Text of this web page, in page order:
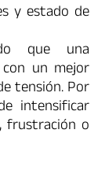
y estado de
que una
un mejor
tensión. Por
intensificar
frustración o